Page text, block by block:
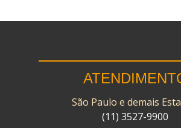
São Paulo e demais
(11) 3527-9900